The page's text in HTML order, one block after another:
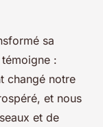
sa
:
changé notre
et nous
et de